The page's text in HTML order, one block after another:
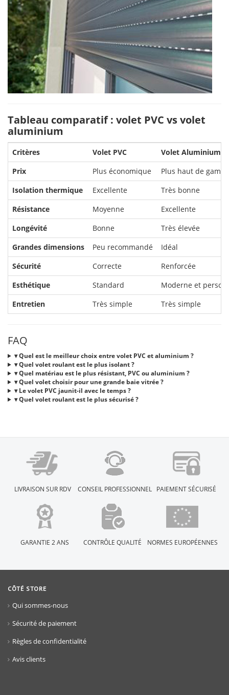
Tableau comparatif : volet PVC vs volet
aluminium
Tableau
comparatif
PVC
et
volet
aluminium
Critères Volet PVC
Volet Aluminium
Prix
Plus économique
Plus haut de
Isolation thermique
Excellente
Très bonne
Résistance
Moyenne
Excellente
Longévité
Bonne
Très élevée
Grandes dimensions
Peu recommandé
Idéal
Sécurité
Correcte
Renforcée
Esthétique
Standard
Moderne et
Entretien
Très simple Très simple
FAQ
▾ Quel est le meilleur choix entre volet PVC et aluminium ?
▾ Quel volet roulant est le plus isolant ?
▾ Quel matériau est le plus résistant, PVC ou aluminium ?
▾ Quel volet choisir pour une grande baie vitrée ?
▾ Le volet PVC jaunit-il avec le temps ?
▾ Quel volet roulant est le plus sécurisé ?
LIVRAISON SUR RDV CONSEIL PROFESSIONNEL PAIEMENT SÉCURISÉ
GARANTIE 2 ANS CONTRÔLE QUALITÉ NORMES EUROPÉENNES
CÔTÉ STORE
Qui sommes-nous
Sécurité de paiement
Règles de confidentialité
Avis clients